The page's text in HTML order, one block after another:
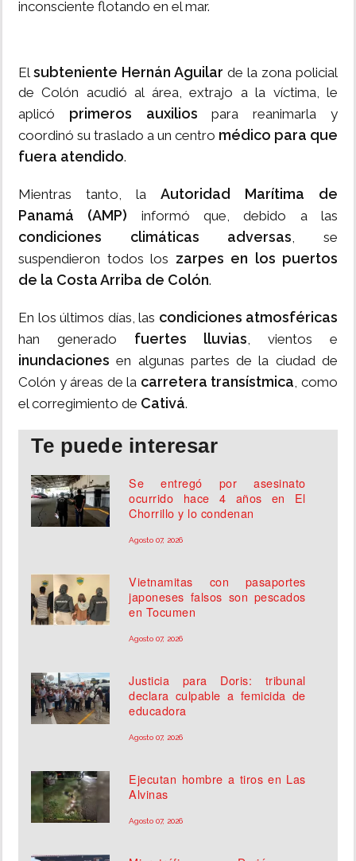
inconsciente flotando en el mar.
El subteniente Hernán Aguilar de la zona policial
de Colón acudió al área, extrajo a la víctima, le
aplicó primeros auxilios para reanimarla y
coordinó su traslado a un centro médico para que
fuera atendido.
Mientras tanto, la Autoridad Marítima de
Panamá (AMP) informó que, debido a las
condiciones climáticas adversas, se
suspendieron todos los zarpes en los puertos
de la Costa Arriba de Colón.
En los últimos días, las condiciones atmosféricas
han generado fuertes lluvias, vientos e
inundaciones en algunas partes de la ciudad de
Colón y áreas de la carretera transístmica, como
el corregimiento de Cativá.
Te puede interesar
Se entregó por asesinato
ocurrido hace 4 años en El
Chorrillo y lo condenan
Agosto 07, 2026
Vietnamitas con pasaportes
japoneses falsos son pescados
en Tocumen
Agosto 07, 2026
Justicia para Doris: tribunal
declara culpable a femicida de
educadora
Agosto 07, 2026
Ejecutan hombre a tiros en Las
Alvinas
Agosto 07, 2026